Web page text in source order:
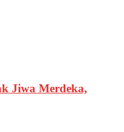
Jiwa Merdeka,